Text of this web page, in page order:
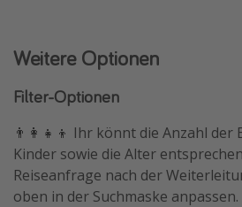
Weitere Optionen
Filter-Optionen
👨‍👩‍👧‍👦 Ihr könnt die Anzahl der
Kinder sowie die Alter
Reiseanfrage nach der
oben in der Suchmaske anpassen.